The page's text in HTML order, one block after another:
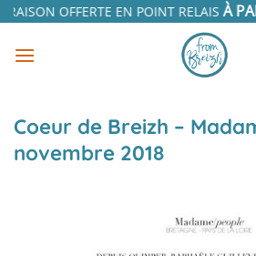
Passer
contenu
OFFERTE EN POINT RELAISÀ
Coeur de Breizh –
novembre 2018